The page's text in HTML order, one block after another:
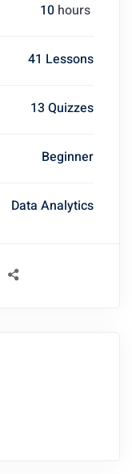
10 hours
41 Lessons
13 Quizzes
Beginner
Data Analytics